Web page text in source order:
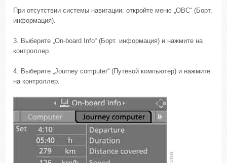
При отсутствии системы навигации: откройте меню „OBC“ (Борт.
информация).
3. Выберите „On-board Info“ (Борт. информация) и нажмите на
контроллер.
4. Выберите „Journey computer“ (Путевой компьютер) и нажмите
на контроллер.